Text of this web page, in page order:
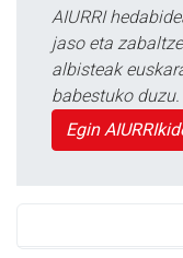
AIURRI
jaso eta
albisteak
babestuko duzu.
Egin